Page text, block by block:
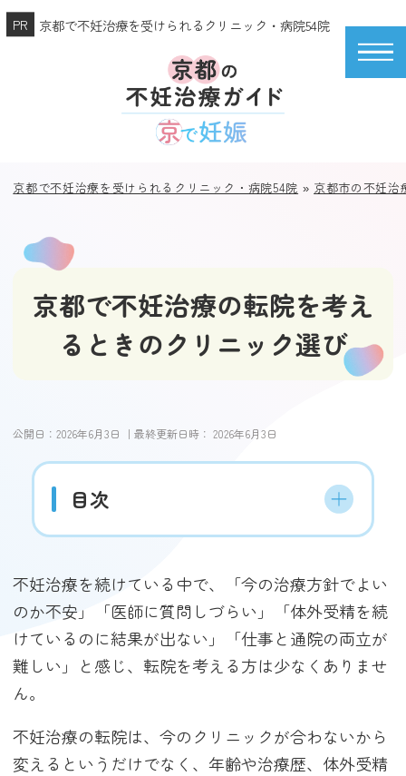
京都で不妊治療を受けられるクリニック・病院54院
京都で不妊治療を受けられるクリニック・病院54院 » 京都市の不妊治
京都で不妊治療の転院を考え
るときのクリニック選び
公開日：2026年6月3日 ｜最終更新日時：2026年6月3日
目次
不妊治療を続けている中で、「今の治療方針でよい
のか不安」「医師に質問しづらい」「体外受精を続
けているのに結果が出ない」「仕事と通院の両立が
難しい」と感じ、転院を考える方は少なくありませ
ん。
不妊治療の転院は、今のクリニックが合わないから
変えるというだけでなく、年齢や治療歴、体外受精